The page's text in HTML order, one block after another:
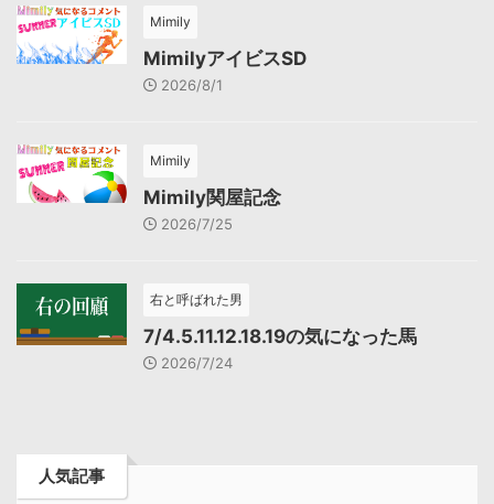
Mimily
MimilyアイビスSD
2026/8/1
Mimily
Mimily関屋記念
2026/7/25
右と呼ばれた男
7/4.5.11.12.18.19の気になった馬
2026/7/24
人気記事